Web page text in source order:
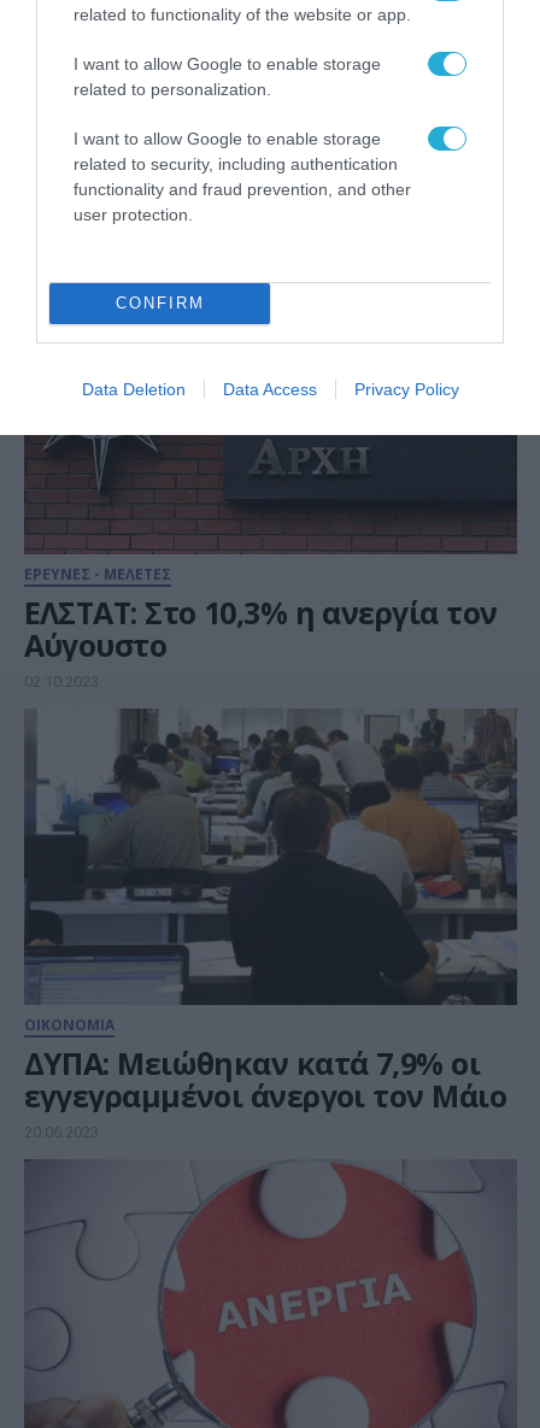
related to functionality of the website or app.
I want to allow Google to enable storage
related to personalization.
I want to allow Google to enable storage
related to security, including authentication
functionality and fraud prevention, and other
user protection.
CONFIRM
Data Deletion Data Access Privacy Policy
ΟΙΚΟΝΟΜΙΑ
Παύλος Μαρινάκης: Στόχος ο
κατώτατος μισθός να φτάσει τα
950 ευρώ
ΕΡΕΥΝΕΣ - ΜΕΛΕΤΕΣ
ΕΛΣΤΑΤ: Στο 10,3% η ανεργία τον
Αύγουστο
02.10.2023
ΟΙΚΟΝΟΜΙΑ
ΔΥΠΑ: Μειώθηκαν κατά 7,9% οι
εγγεγραμμένοι άνεργοι τον Μάιο
20.06.2023